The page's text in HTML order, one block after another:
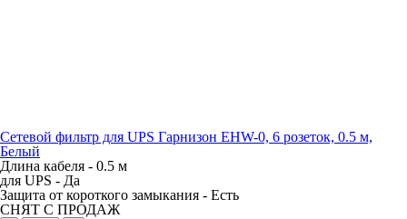
Сетевой фильтр для UPS Гарнизон EHW-0, 6 розеток, 0.5 м,
Белый
Длина кабеля - 0.5 м
для UPS - Да
Защита от короткого замыкания - Есть
СНЯТ С ПРОДАЖ